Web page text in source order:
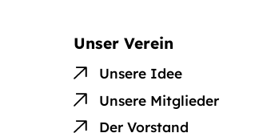
Unser Verein
Unsere Idee
Unsere Mitglieder
Der Vorstand